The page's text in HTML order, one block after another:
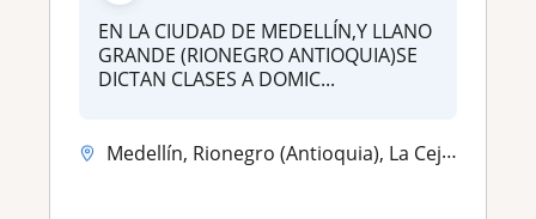
EN LA CIUDAD DE MEDELLÍN,Y LLANO
GRANDE (RIONEGRO ANTIOQUIA)SE
DICTAN CLASES A DOMIC...
Medellín, Rionegro (Antioquia), La Ceja, Girardota, Envigado, Copacaba...